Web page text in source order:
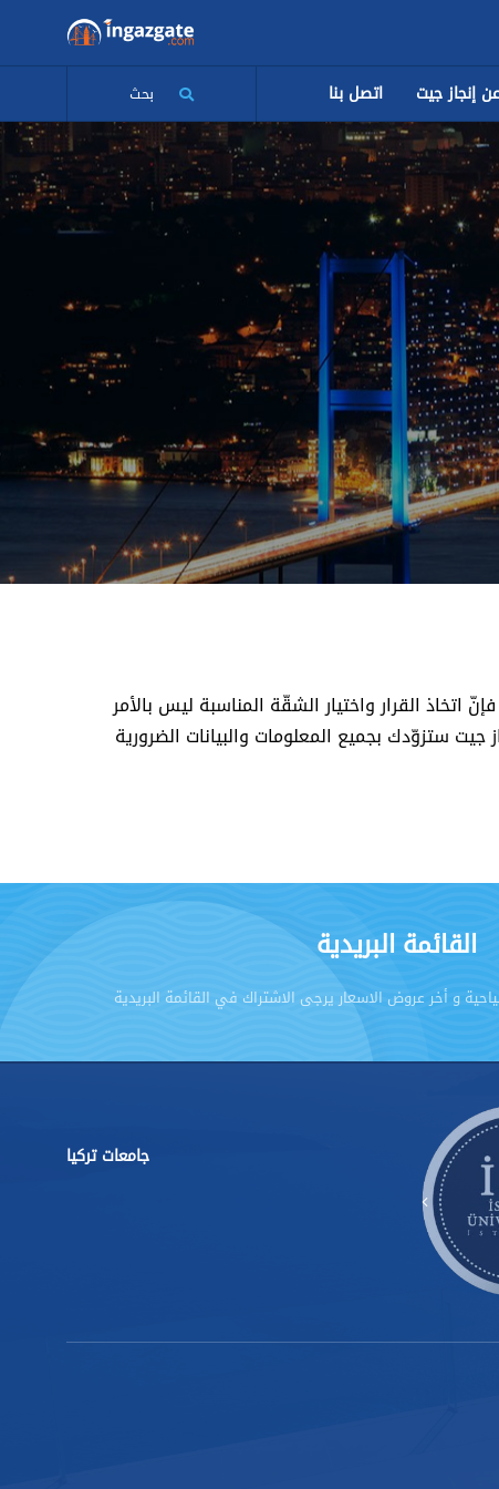
بحث عن إنجاز جيت اتصل بنا
القرار واختيار الشقّة المناسبة ليس بالأمر
ستزوّدك بجميع المعلومات والبيانات الضرورية
القائمة البريدية
و أخر عروض الاسعار يرجى الاشتراك في القائمة البريدية
جامعات تركيا